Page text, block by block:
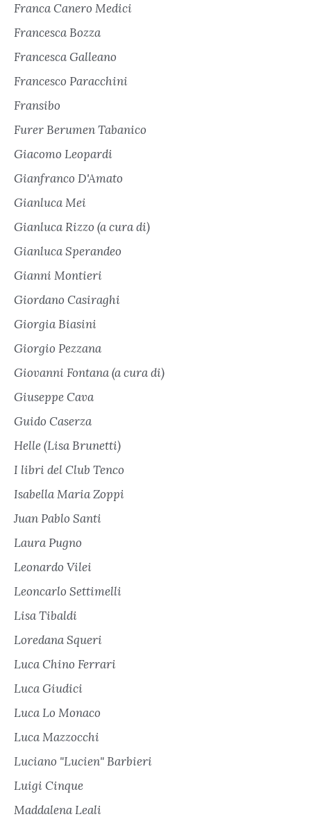
Franca Canero Medici
Francesca Bozza
Francesca Galleano
Francesco Paracchini
Fransibo
Furer Berumen Tabanico
Giacomo Leopardi
Gianfranco D'Amato
Gianluca Mei
Gianluca Rizzo (a cura di)
Gianluca Sperandeo
Gianni Montieri
Giordano Casiraghi
Giorgia Biasini
Giorgio Pezzana
Giovanni Fontana (a cura di)
Giuseppe Cava
Guido Caserza
Helle (Lisa Brunetti)
I libri del Club Tenco
Isabella Maria Zoppi
Juan Pablo Santi
Laura Pugno
Leonardo Vilei
Leoncarlo Settimelli
Lisa Tibaldi
Loredana Squeri
Luca Chino Ferrari
Luca Giudici
Luca Lo Monaco
Luca Mazzocchi
Luciano "Lucien" Barbieri
Luigi Cinque
Maddalena Leali